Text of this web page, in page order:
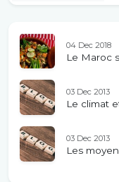
04 Dec 2018
Le Maroc
03 Dec 2013
Le climat
03 Dec 2013
Les